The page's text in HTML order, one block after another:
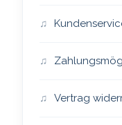
Vertrag